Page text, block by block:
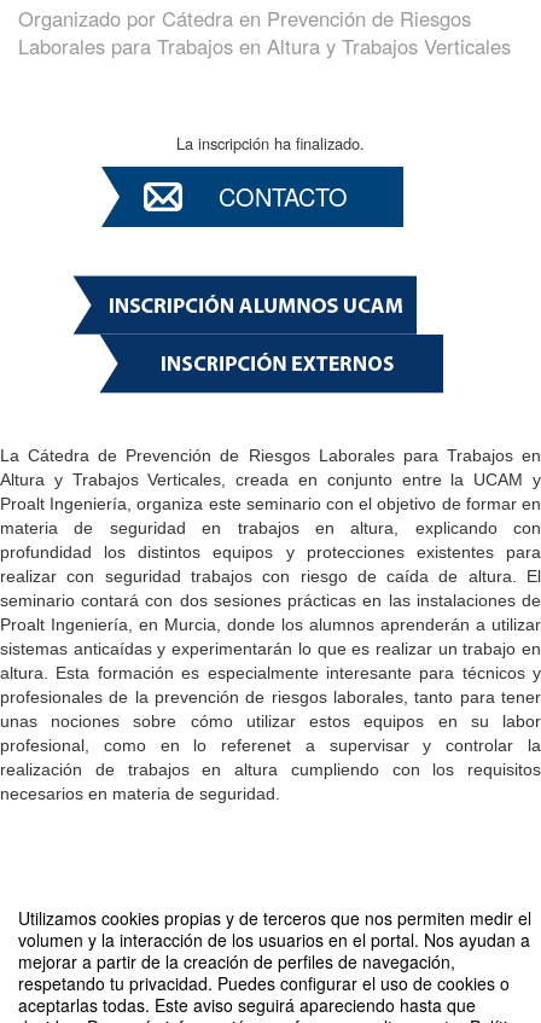
Utilizamos cookies propias y de terceros que nos permiten medir el
volumen y la interacción de los usuarios en el portal. Nos ayudan a
mejorar a partir de la creación de perfiles de navegación,
respetando tu privacidad. Puedes configurar el uso de cookies o
aceptarlas todas. Este aviso seguirá apareciendo hasta que
Organizado por Cátedra en Prevención de Riesgos
Laborales para Trabajos en Altura y Trabajos Verticales
La inscripción ha finalizado.
CONTACTO
La Cátedra de Prevención de Riesgos Laborales para Trabajos en
Altura y Trabajos Verticales, creada en conjunto entre la UCAM y
Proalt Ingeniería, organiza este seminario con el objetivo de formar en
materia de seguridad en trabajos en altura, explicando con
profundidad los distintos equipos y protecciones existentes para
realizar con seguridad trabajos con riesgo de caída de altura. El
seminario contará con dos sesiones prácticas en las instalaciones de
Proalt Ingeniería, en Murcia, donde los alumnos aprenderán a utilizar
sistemas anticaídas y experimentarán lo que es realizar un trabajo en
altura. Esta formación es especialmente interesante para técnicos y
profesionales de la prevención de riesgos laborales, tanto para tener
unas nociones sobre cómo utilizar estos equipos en su labor
profesional, como en lo referenet a supervisar y controlar la
realización de trabajos en altura cumpliendo con los requisitos
necesarios en materia de seguridad.